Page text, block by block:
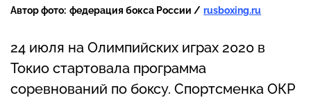
Автор фото: федерация бокса России / rusboxing.ru
24 июля на Олимпийских играх 2020 в
Токио стартовала программа
соревнований по боксу. Спортсменка ОКР